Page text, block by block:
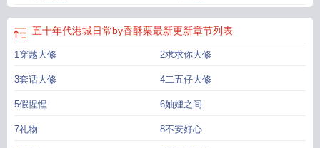
五十年代港城日常by香酥栗最新更新章节列表
1穿越大修 2求求你大修
3套话大修 4二五仔大修
5假惺惺 6妯娌之间
7礼物 8不安好心